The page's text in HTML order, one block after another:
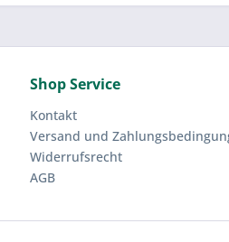
Shop Service
Kontakt
Versand und
Widerrufsrecht
AGB